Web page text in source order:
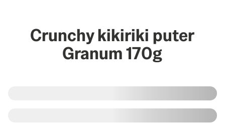
Crunchy kikiriki puter
Granum 170g